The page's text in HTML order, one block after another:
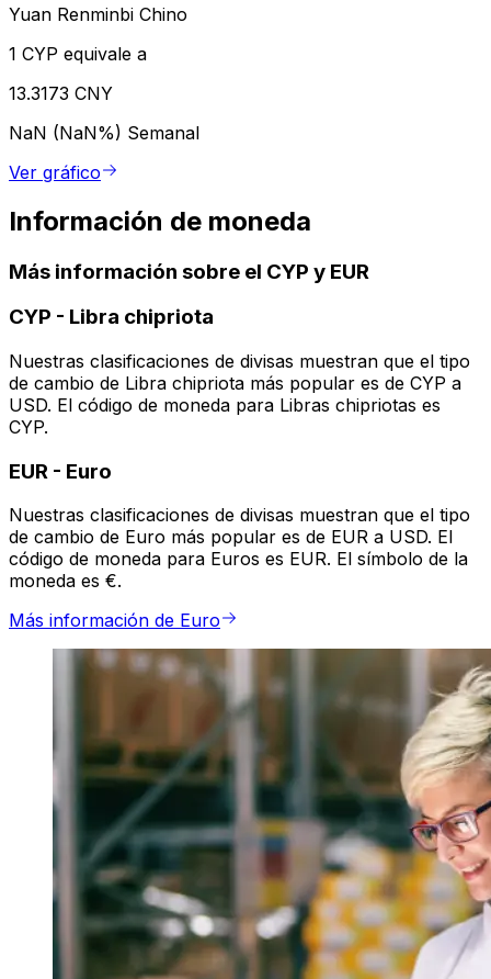
Yuan Renminbi Chino
1 CYP equivale a
13.3173 CNY
NaN (NaN%) Semanal
Ver gráfico
Información de moneda
Más información sobre el CYP y EUR
CYP - Libra chipriota
Nuestras clasificaciones de divisas muestran que el tipo
de cambio de Libra chipriota más popular es de CYP a
USD. El código de moneda para Libras chipriotas es
CYP.
EUR - Euro
Nuestras clasificaciones de divisas muestran que el tipo
de cambio de Euro más popular es de EUR a USD. El
código de moneda para Euros es EUR. El símbolo de la
moneda es €.
Más información de Euro